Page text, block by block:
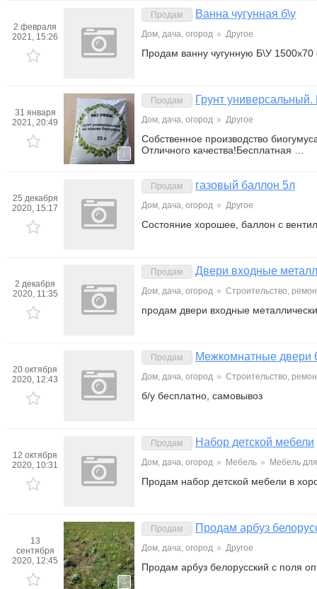
2 февраля
2021, 15:26
Продам Ванна чугунная б\у
Дом, дача, огород » Другое
Продам ванну чугунную Б\У
31 января
2021, 20:49
1
Продам Грунт универсальный.
Дом, дача, огород » Другое
Собственное производство
Отличного качества!Бесплатная …
25 декабря
2020, 15:17
Продам газовый баллон 5л
Дом, дача, огород » Другое
Состояние хорошее, баллон с
2 декабря
2020, 11:35
Продам Двери входные
Дом, дача, огород » Строительство,
продам двери входные
20 октября
2020, 12:43
Продам Межкомнатные двери
Дом, дача, огород » Строительство,
б/у бесплатно, самовывоз
12 октября
2020, 10:31
Продам Набор детской мебели
Дом, дача, огород » Мебель » Мебель
Продам набор детской мебели в
13
сентября
2020, 12:45
4
Продам Продам арбуз
Дом, дача, огород » Другое
Продам арбуз белорусский с поля